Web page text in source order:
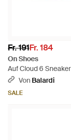
Fr. 191Fr. 184
On Shoes
Auf Cloud 6
Von Balardi
SALE